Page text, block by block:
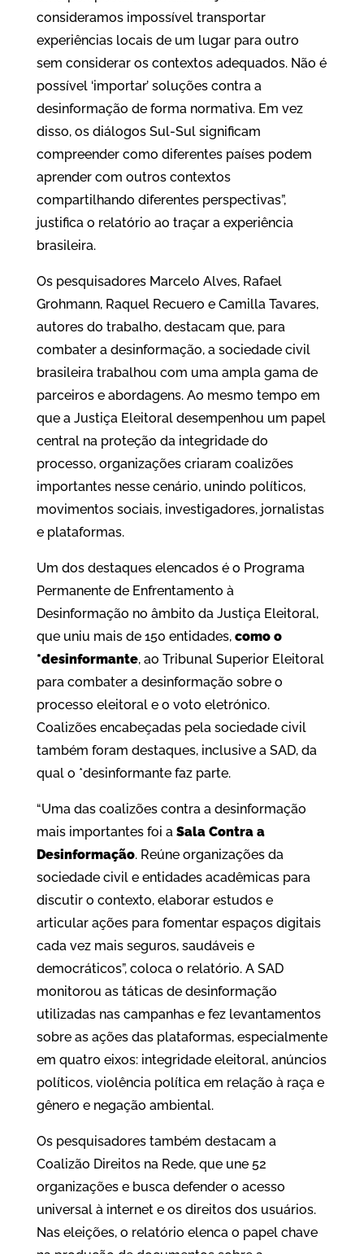
consideramos impossível transportar
experiências locais de um lugar para outro
sem considerar os contextos adequados. Não é
possível ‘importar’ soluções contra a
desinformação de forma normativa. Em vez
disso, os diálogos Sul-Sul significam
compreender como diferentes países podem
aprender com outros contextos
compartilhando diferentes perspectivas”,
justifica o relatório ao traçar a experiência
brasileira.
Os pesquisadores Marcelo Alves, Rafael
Grohmann, Raquel Recuero e Camilla Tavares,
autores do trabalho, destacam que, para
combater a desinformação, a sociedade civil
brasileira trabalhou com uma ampla gama de
parceiros e abordagens. Ao mesmo tempo em
que a Justiça Eleitoral desempenhou um papel
central na proteção da integridade do
processo, organizações criaram coalizões
importantes nesse cenário, unindo políticos,
movimentos sociais, investigadores, jornalistas
e plataformas.
Um dos destaques elencados é o Programa
Permanente de Enfrentamento à
Desinformação no âmbito da Justiça Eleitoral,
que uniu mais de 150 entidades, como o
*desinformante, ao Tribunal Superior Eleitoral
para combater a desinformação sobre o
processo eleitoral e o voto eletrónico.
Coalizões encabeçadas pela sociedade civil
também foram destaques, inclusive a SAD, da
qual o *desinformante faz parte.
“Uma das coalizões contra a desinformação
mais importantes foi a Sala Contra a
Desinformação. Reúne organizações da
sociedade civil e entidades acadêmicas para
discutir o contexto, elaborar estudos e
articular ações para fomentar espaços digitais
cada vez mais seguros, saudáveis e
democráticos”, coloca o relatório. A SAD
monitorou as táticas de desinformação
utilizadas nas campanhas e fez levantamentos
sobre as ações das plataformas, especialmente
em quatro eixos: integridade eleitoral, anúncios
políticos, violência política em relação à raça e
gênero e negação ambiental.
Os pesquisadores também destacam a
Coalizão Direitos na Rede, que une 52
organizações e busca defender o acesso
universal à internet e os direitos dos usuários.
Nas eleições, o relatório elenca o papel chave